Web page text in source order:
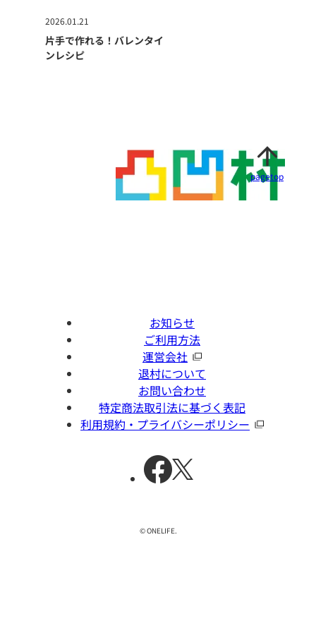
2026.01.21
片手で作れる！バレンタイ
ンレシピ
pagetop
お知らせ
ご利用方法
運営会社
退村について
お問い合わせ
特定商法取引法に基づく表記
利用規約・プライバシーポリシー
© ONELIFE.